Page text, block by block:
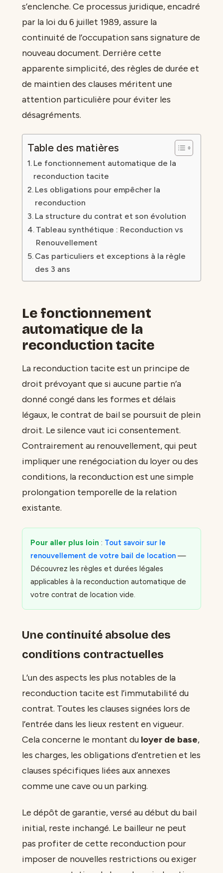
s’enclenche. Ce processus juridique, encadré
par la loi du 6 juillet 1989, assure la
continuité de l’occupation sans signature de
nouveau document. Derrière cette
apparente simplicité, des règles de durée et
de maintien des clauses méritent une
attention particulière pour éviter les
désagréments.
Table des matières
Le fonctionnement automatique de la
reconduction tacite
Les obligations pour empêcher la
reconduction
La structure du contrat et son évolution
Tableau synthétique : Reconduction vs
Renouvellement
Cas particuliers et exceptions à la règle
des 3 ans
Le fonctionnement
automatique de la
reconduction tacite
La reconduction tacite est un principe de
droit prévoyant que si aucune partie n’a
donné congé dans les formes et délais
légaux, le contrat de bail se poursuit de plein
droit. Le silence vaut ici consentement.
Contrairement au renouvellement, qui peut
impliquer une renégociation du loyer ou des
conditions, la reconduction est une simple
prolongation temporelle de la relation
existante.
Pour aller plus loin : Tout savoir sur le
renouvellement de votre bail de location —
Découvrez les règles et durées légales
applicables à la reconduction automatique de
votre contrat de location vide.
Une continuité absolue des
conditions contractuelles
L’un des aspects les plus notables de la
reconduction tacite est l’immutabilité du
contrat. Toutes les clauses signées lors de
l’entrée dans les lieux restent en vigueur.
Cela concerne le montant du loyer de base,
les charges, les obligations d’entretien et les
clauses spécifiques liées aux annexes
comme une cave ou un parking.
Le dépôt de garantie, versé au début du bail
initial, reste inchangé. Le bailleur ne peut
pas profiter de cette reconduction pour
imposer de nouvelles restrictions ou exiger